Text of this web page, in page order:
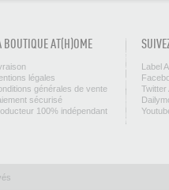
BOUTIQUE AT(H)OME
légales
générales de vente
sécurisé
100% indépendant
Label
Twitter